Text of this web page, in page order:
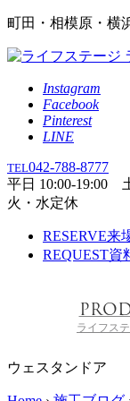
町田・相模原・横
Instagram
Facebook
Pinterest
LINE
TEL042-788-8777
平日 10:00-19:00
火・水定休
RESERVE来
REQUEST資
ライフス
ウェスタンドア